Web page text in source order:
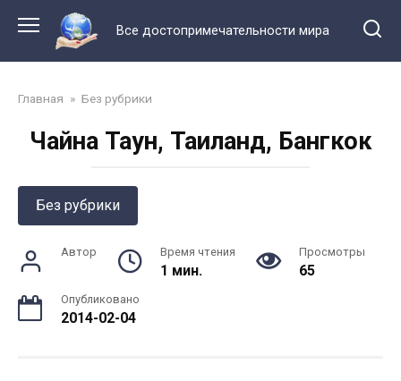
контенту
Все достопримечательности мира
Главная » Без рубрики
Чайна Таун, Таиланд, Бангкок
Без рубрики
Автор Время чтения
1 мин.
Просмотры
65
Опубликовано
2014-02-04